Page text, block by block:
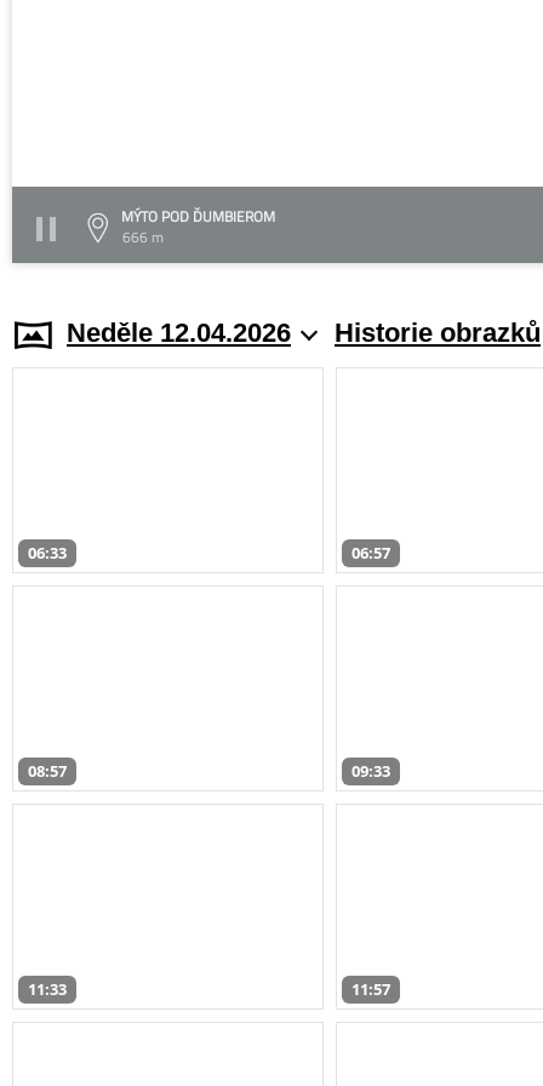
MÝTO POD ĎUMBIEROM
666 m
Neděle 12.04.2026 Historie obrazků
06:33 06:57
08:57 09:33
11:33 11:57